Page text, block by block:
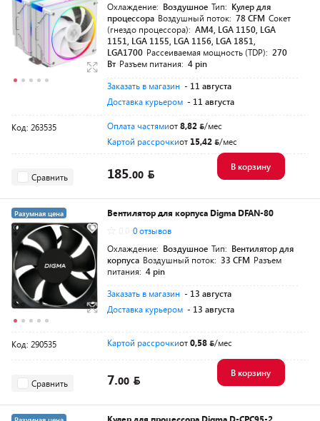
Охлаждение: Воздушное Тип: Кулер для
процессора Воздушный поток: 78 CFM Сокет
(гнездо процессора): AM4, LGA 1150, LGA
1151, LGA 1155, LGA 1156, LGA 1851,
LGA1700 Рассеиваемая мощность (TDP): 270
Вт Разъем питания: 4 pin
Заказать в магазин - 11 августа
Доставка курьером - 11 августа
Код: 263535 Оплата частямиот8,82
/мес
Картой рассрочкиот 15,42 /мес
Сравнить 185.00
В корзину
Разумная цена
Вентилятор для корпуса Digma DFAN-80
0 отзывов
Охлаждение: Воздушное Тип: Вентилятор для
корпуса Воздушный поток: 33 CFM Разъем
питания: 4 pin
Заказать в магазин - 13 августа
Доставка курьером - 13 августа
Код: 290535 Картой рассрочкиот0,58 /мес
Сравнить 7.00
В корзину